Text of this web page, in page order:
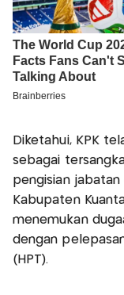
Diketahui, KPK
sebagai
pengisian
Kabupaten
menemukan
dengan
(HPT).